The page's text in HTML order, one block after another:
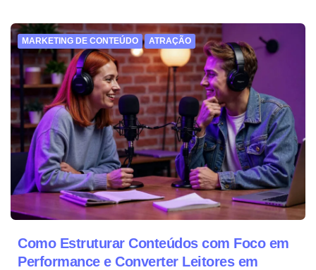
MARKETING DE CONTEÚDO ATRAÇÃO
Como Estruturar Conteúdos com Foco em
Performance e Converter Leitores em